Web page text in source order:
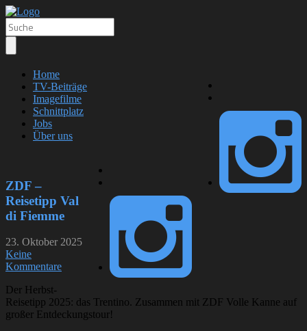
Home
TV-Beiträge
Imagefilme
Schnittplatz
Jobs
Über uns
ZDF –
Reisetipp Val
di Fiemme
23. Oktober 2025
Keine
Kommentare
Der Herbst-
Reisetipp 2025: das Trentino. Zusammen mit ZDF Volle Kanne auf
großer Entdeckungstour!